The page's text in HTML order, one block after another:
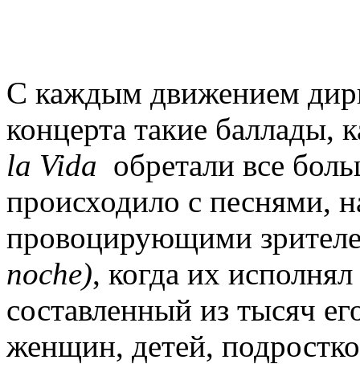
С каждым движением
концерта такие баллады,
la Vida обретали все
происходило с песнями,
провоцирующими
noche), когда их
составленный из тысяч
женщин, детей,